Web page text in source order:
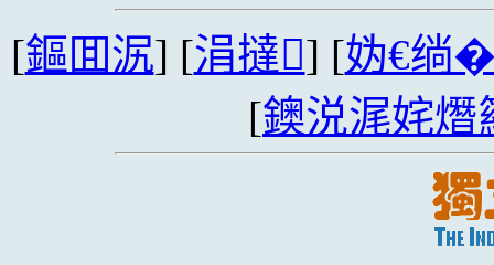
[鏂囬泦] [涓撻] [妫€绱
[鐭涚浘姹熸